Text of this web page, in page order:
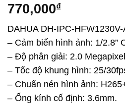
770,000₫
DAHUA DH-IPC-HFW1230V-
– Cảm biến hình ảnh: 1/2.8”
– Độ phân giải: 2.0
– Tốc độ khung hình: 25/
– Chuẩn nén hình ảnh:
– Ống kính cố định: 3.6mm.